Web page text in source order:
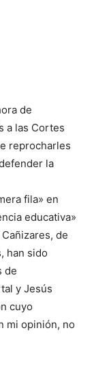
de
a las Cortes
reprocharles
la
fila» en
educativa»
de
han sido
de
y Jesús
cuyo
mi opinión, no